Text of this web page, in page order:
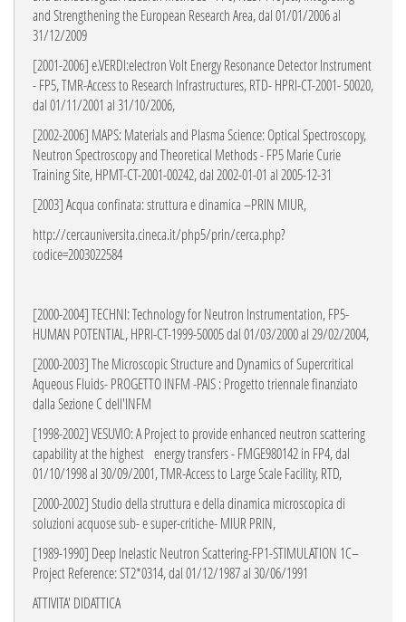
and Strengthening the European Research Area,dal 01/01/2006 al
31/12/2009
[2001-2006] e.VERDI:electron Volt Energy Resonance Detector Instrument
- FP5, TMR-Access to Research Infrastructures, RTD- HPRI-CT-2001- 50020,
dal 01/11/2001 al 31/10/2006,
[2002-2006] MAPS: Materials and Plasma Science: Optical Spectroscopy,
Neutron Spectroscopy and Theoretical Methods - FP5 Marie Curie
Training Site,HPMT-CT-2001-00242, dal 2002-01-01 al 2005-12-31
[2003]Acqua confinata: struttura e dinamica–PRIN MIUR,
http://cercauniversita.cineca.it/php5/prin/cerca.php?
codice=2003022584
[2000-2004] TECHNI: Technology for Neutron Instrumentation,FP5-
HUMAN POTENTIAL,HPRI-CT-1999-50005dal 01/03/2000 al 29/02/2004,
[2000-2003] The Microscopic Structure and Dynamics of Supercritical
Aqueous Fluids-PROGETTO INFM -PAIS : Progetto triennale finanziato
dalla Sezione C dell'INFM
[1998-2002] VESUVIO: A Project to provide enhanced neutron scattering
capability at the highest energy transfers -FMGE980142 in FP4,dal
01/10/1998 al 30/09/2001,TMR-Access to Large Scale Facility, RTD,
[2000-2002]Studio della struttura e della dinamica microscopica di
soluzioni acquose sub- e super-critiche- MIUR PRIN,
[1989-1990] Deep Inelastic Neutron Scattering-FP1-STIMULATION 1C–
Project Reference:ST2*0314, dal 01/12/1987 al 30/06/1991
ATTIVITA' DIDATTICA